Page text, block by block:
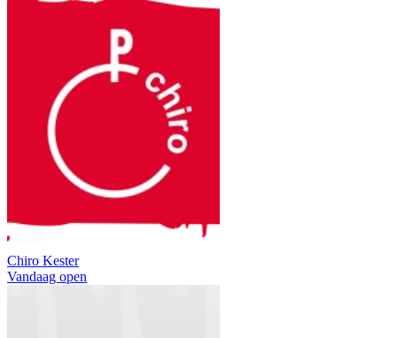
Chiro Kester
Vandaag open